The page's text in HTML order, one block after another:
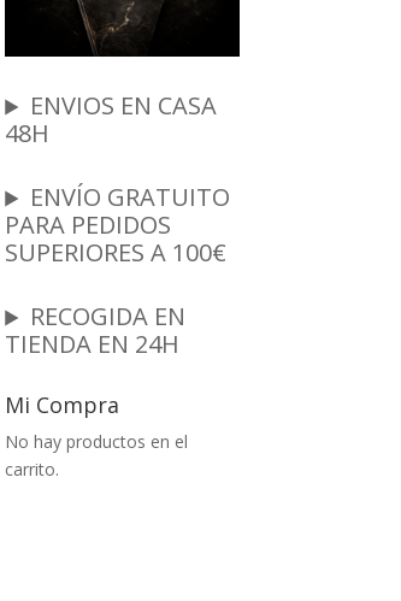
ENVIOS EN CASA
48H
ENVÍO GRATUITO
PARA PEDIDOS
SUPERIORES A 100€
RECOGIDA EN
TIENDA EN 24H
Mi Compra
No hay productos en el
carrito.